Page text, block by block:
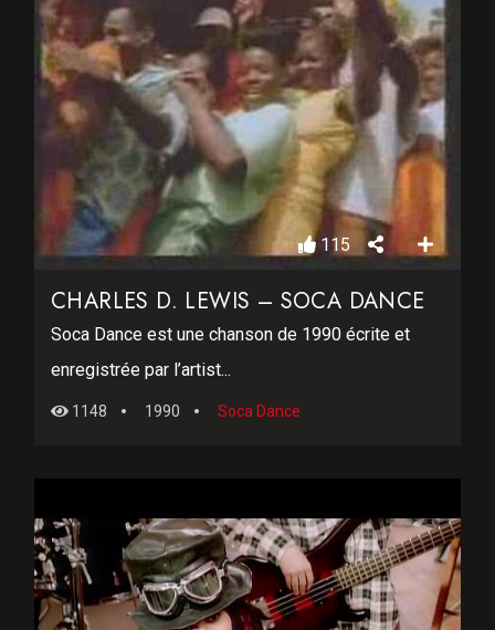
115
CHARLES D. LEWIS – SOCA DANCE
Soca Dance est une chanson de 1990 écrite et
enregistrée par l’artist...
1148 1990 Soca Dance